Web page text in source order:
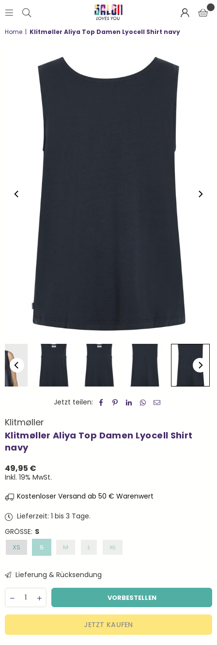
LOVES
Home | Klitmøller Aliya Top Damen Lyocell Shirt navy
Jetzt teilen:
Klitmøller
Klitmøller Aliya Top Damen Lyocell Shirt
navy
Normaler
Preis
49,95 €
Inkl. 19% MwSt.
Kostenloser Versand ab 50 € Warenwert
Lieferzeit: 1 bis 3 Tage.
GRÖSSE: S
XS S M L XL
Lieferung & Rücksendung
Menge
Decrease
quantity
for
Increase
quantity
for
VORBESTELLEN
JETZT KAUFEN